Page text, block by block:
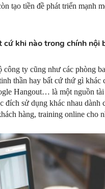
tạo tiền đề phát triển mạnh
khi nào trong chính nội
ty cũng như các phòng
thần hay bất cứ thứ gì
Hangout… là một nguồn
đích sử dụng khác nhau dành
hàng, training online cho